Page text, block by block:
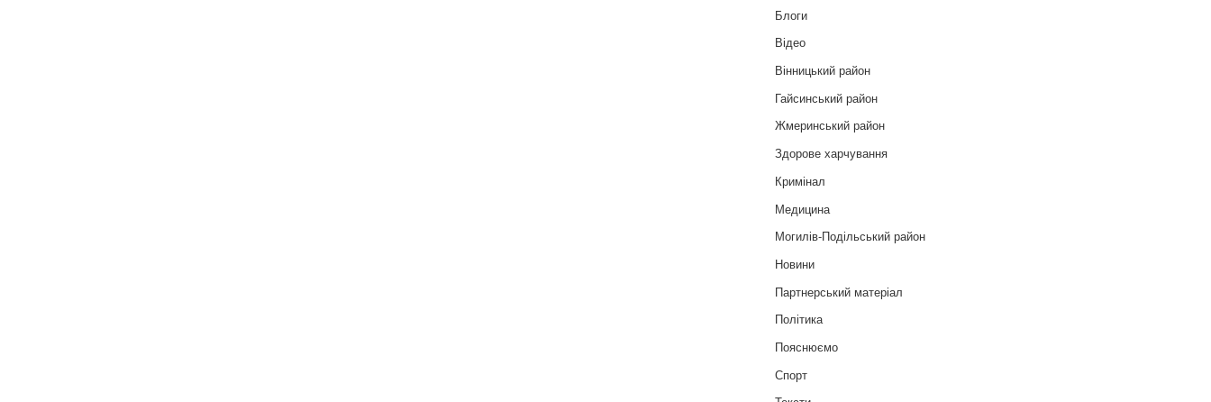
Блоги
Відео
Вінницький район
Гайсинський район
Жмеринський район
Здорове харчування
Кримінал
Медицина
Могилів-Подільський район
Новини
Партнерський матеріал
Політика
Пояснюємо
Спорт